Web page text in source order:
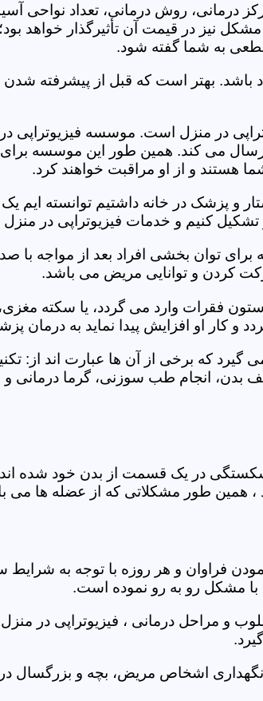
درمانی، روش درمانی، تعداد
نیز در قیمت آن تأثیرگذار خواهد
به شما گفته شود.
باشد. بهتر است که قبل از پیشرفته
در منزل است. موسسه فیزیوتراپی
ارسال می کند. همین طور این موسسه
هستند و از او مراقبت خواهند کرد.
و پزشک در خانه داشتیم توانسته
کنیم و خدمات فیزیوتراپی در منزل
توان بخشی افراد بعد از مواجه با
کردن و توانایی مریض می باشد.
فقرات وارد می گردد، یا سکته
کار او افزایش پیدا نماید به درمان
که برخی از آن ها عبارت اند از:
انجام طب سوزنی، گرما درمانی و
شکستگی در یک قسمت از بدن خود شده
طور مشکلاتی که از عضله ها می
فراوان و هر روزه با توجه به
با مشکل رو به رو نموده است.
و مراحل درمانی ، فیزیوتراپی در
اشخاص مریض، بچه و بزرگسال